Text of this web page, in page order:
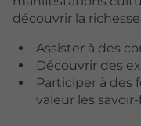
découvrir la
Assister à des
Découvrir des
Participer à
valeur les